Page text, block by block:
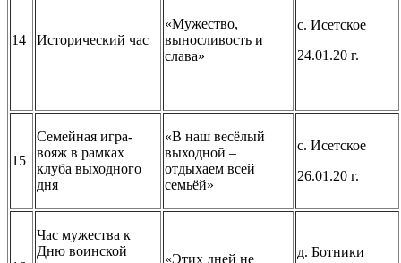
14 Исторический час
«Мужество,
выносливость и
слава»
с. Исетское
24.01.20 г.
15
Семейная игра-
вояж в рамках
клуба выходного
дня
«В наш весёлый
выходной –
отдыхаем всей
семьёй»
с. Исетское
26.01.20 г.
Час мужества к
Дню воинской
«Этих дней не
д. Ботники